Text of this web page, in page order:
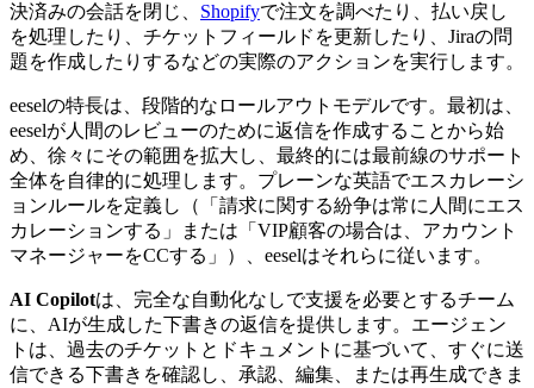
決済みの会話を閉じ、 Shopifyで注文を調べたり、払い戻し
を処理したり、チケットフィールドを更新したり、Jiraの問
題を作成したりするなどの実際のアクションを実行します。
eeselの特長は、段階的なロールアウトモデルです。最初は、
eeselが人間のレビューのために返信を作成することから始
め、徐々にその範囲を拡大し、最終的には最前線のサポート
全体を自律的に処理します。プレーンな英語でエスカレーシ
ョンルールを定義し（「請求に関する紛争は常に人間にエス
カレーションする」または「VIP顧客の場合は、アカウント
マネージャーをCCする」）、eeselはそれらに従います。
AI Copilotは、完全な自動化なしで支援を必要とするチーム
に、AIが生成した下書きの返信を提供します。エージェン
トは、過去のチケットとドキュメントに基づいて、すぐに送
信できる下書きを確認し、承認、編集、または再生成できま